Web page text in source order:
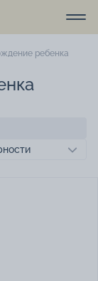
ребенка